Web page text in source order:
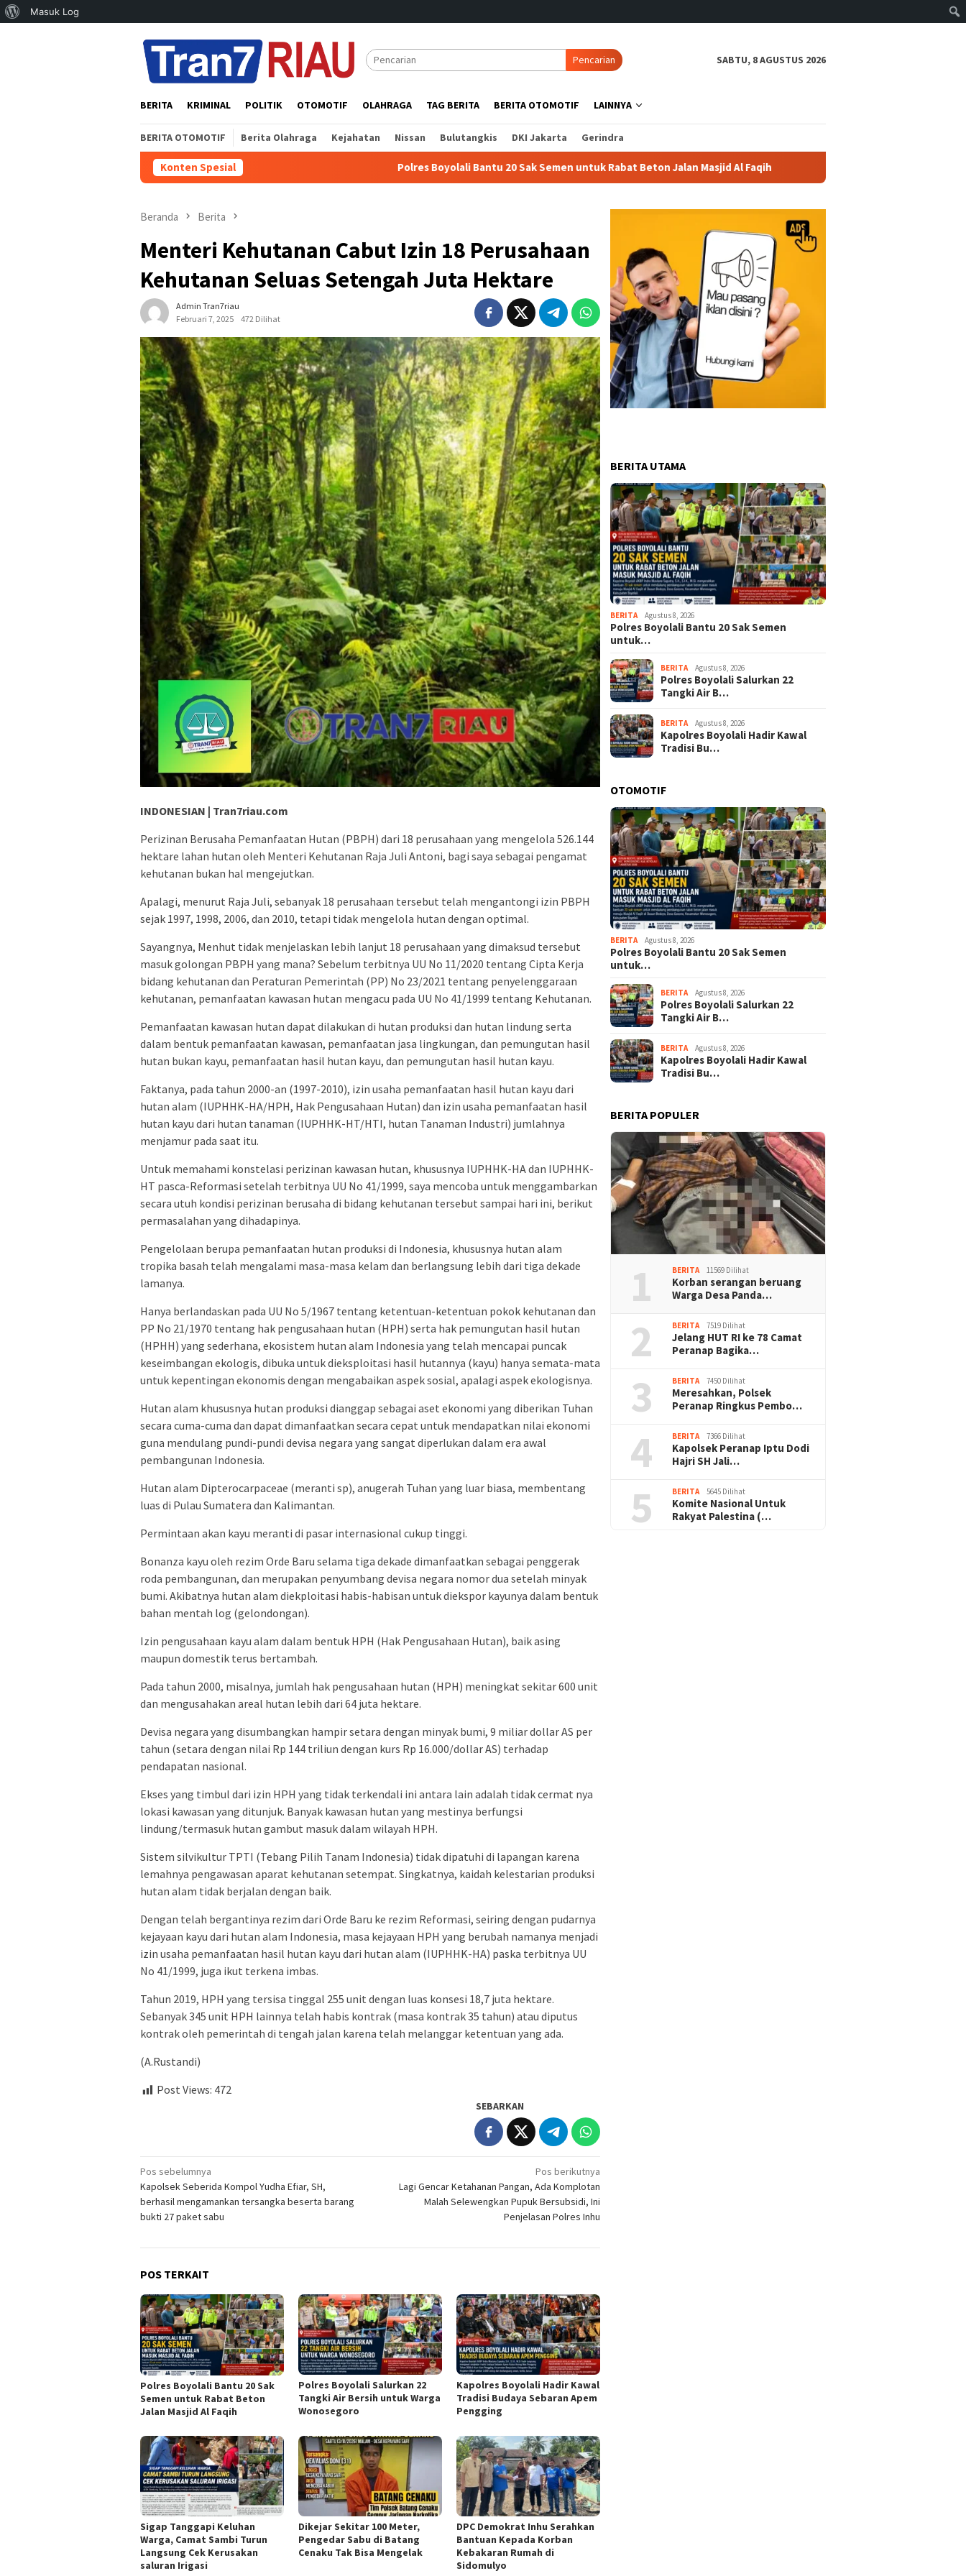
Tentang
Masuk Log
Pencarian SABTU, 8 AGUSTUS 2026
BERITA KRIMINAL POLITIK OTOMOTIF OLAHRAGA TAG BERITA BERITA OTOMOTIF LAINNYA
BERITA OTOMOTIF Berita Olahraga Kejahatan Nissan Bulutangkis DKI Jakarta Gerindra
Konten Spesial Polres Boyolali Bantu 20 Sak Semen untuk Rabat Beton Jalan Masjid Al Faqih Polres Boyolali Salurkan 22 Tangki Air Bersih
Beranda Berita
Menteri Kehutanan Cabut Izin 18 Perusahaan
Kehutanan Seluas Setengah Juta Hektare
Admin Tran7riau
Februari 7, 2025
472 Dilihat
INDONESIAN | Tran7riau.com
Perizinan Berusaha Pemanfaatan Hutan (PBPH) dari 18 perusahaan yang mengelola 526.144
hektare lahan hutan oleh Menteri Kehutanan Raja Juli Antoni, bagi saya sebagai pengamat
kehutanan bukan hal mengejutkan.
Apalagi, menurut Raja Juli, sebanyak 18 perusahaan tersebut telah mengantongi izin PBPH
sejak 1997, 1998, 2006, dan 2010, tetapi tidak mengelola hutan dengan optimal.
Sayangnya, Menhut tidak menjelaskan lebih lanjut 18 perusahaan yang dimaksud tersebut
masuk golongan PBPH yang mana? Sebelum terbitnya UU No 11/2020 tentang Cipta Kerja
bidang kehutanan dan Peraturan Pemerintah (PP) No 23/2021 tentang penyelenggaraan
kehutanan, pemanfaatan kawasan hutan mengacu pada UU No 41/1999 tentang Kehutanan.
Pemanfaatan kawasan hutan dapat dilakukan di hutan produksi dan hutan lindung serta
dalam bentuk pemanfaatan kawasan, pemanfaatan jasa lingkungan, dan pemungutan hasil
hutan bukan kayu, pemanfaatan hasil hutan kayu, dan pemungutan hasil hutan kayu.
Faktanya, pada tahun 2000-an (1997-2010), izin usaha pemanfaatan hasil hutan kayu dari
hutan alam (IUPHHK-HA/HPH, Hak Pengusahaan Hutan) dan izin usaha pemanfaatan hasil
hutan kayu dari hutan tanaman (IUPHHK-HT/HTI, hutan Tanaman Industri) jumlahnya
menjamur pada saat itu.
Untuk memahami konstelasi perizinan kawasan hutan, khususnya IUPHHK-HA dan IUPHHK-
HT pasca-Reformasi setelah terbitnya UU No 41/1999, saya mencoba untuk menggambarkan
secara utuh kondisi perizinan berusaha di bidang kehutanan tersebut sampai hari ini, berikut
permasalahan yang dihadapinya.
Pengelolaan berupa pemanfaatan hutan produksi di Indonesia, khususnya hutan alam
tropika basah telah mengalami masa-masa kelam dan berlangsung lebih dari tiga dekade
lamanya.
Hanya berlandaskan pada UU No 5/1967 tentang ketentuan-ketentuan pokok kehutanan dan
PP No 21/1970 tentang hak pengusahaan hutan (HPH) serta hak pemungutan hasil hutan
(HPHH) yang sederhana, ekosistem hutan alam Indonesia yang telah mencapai puncak
keseimbangan ekologis, dibuka untuk dieksploitasi hasil hutannya (kayu) hanya semata-mata
untuk kepentingan ekonomis dengan mengabaikan aspek sosial, apalagi aspek ekologisnya.
Hutan alam khususnya hutan produksi dianggap sebagai aset ekonomi yang diberikan Tuhan
secara cuma-cuma dan dapat dimanfaatkan secara cepat untuk mendapatkan nilai ekonomi
guna mendulang pundi-pundi devisa negara yang sangat diperlukan dalam era awal
pembangunan Indonesia.
Hutan alam Dipterocarpaceae (meranti sp), anugerah Tuhan yang luar biasa, membentang
luas di Pulau Sumatera dan Kalimantan.
Permintaan akan kayu meranti di pasar internasional cukup tinggi.
Bonanza kayu oleh rezim Orde Baru selama tiga dekade dimanfaatkan sebagai penggerak
roda pembangunan, dan merupakan penyumbang devisa negara nomor dua setelah minyak
bumi. Akibatnya hutan alam diekploitasi habis-habisan untuk diekspor kayunya dalam bentuk
bahan mentah log (gelondongan).
Izin pengusahaan kayu alam dalam bentuk HPH (Hak Pengusahaan Hutan), baik asing
maupun domestik terus bertambah.
Pada tahun 2000, misalnya, jumlah hak pengusahaan hutan (HPH) meningkat sekitar 600 unit
dan mengusahakan areal hutan lebih dari 64 juta hektare.
Devisa negara yang disumbangkan hampir setara dengan minyak bumi, 9 miliar dollar AS per
tahun (setara dengan nilai Rp 144 triliun dengan kurs Rp 16.000/dollar AS) terhadap
pendapatan nasional.
Ekses yang timbul dari izin HPH yang tidak terkendali ini antara lain adalah tidak cermat nya
lokasi kawasan yang ditunjuk. Banyak kawasan hutan yang mestinya berfungsi
lindung/termasuk hutan gambut masuk dalam wilayah HPH.
Sistem silvikultur TPTI (Tebang Pilih Tanam Indonesia) tidak dipatuhi di lapangan karena
lemahnya pengawasan aparat kehutanan setempat. Singkatnya, kaidah kelestarian produksi
hutan alam tidak berjalan dengan baik.
Dengan telah bergantinya rezim dari Orde Baru ke rezim Reformasi, seiring dengan pudarnya
kejayaan kayu dari hutan alam Indonesia, masa kejayaan HPH yang berubah namanya menjadi
izin usaha pemanfaatan hasil hutan kayu dari hutan alam (IUPHHK-HA) paska terbitnya UU
No 41/1999, juga ikut terkena imbas.
Tahun 2019, HPH yang tersisa tinggal 255 unit dengan luas konsesi 18,7 juta hektare.
Sebanyak 345 unit HPH lainnya telah habis kontrak (masa kontrak 35 tahun) atau diputus
kontrak oleh pemerintah di tengah jalan karena telah melanggar ketentuan yang ada.
(A.Rustandi)
Post Views: 472
SEBARKAN
Navigasi
pos
Pos sebelumnya
Kapolsek Seberida Kompol Yudha Efiar, SH,
berhasil mengamankan tersangka beserta barang
bukti 27 paket sabu
Pos berikutnya
Lagi Gencar Ketahanan Pangan, Ada Komplotan
Malah Selewengkan Pupuk Bersubsidi, Ini
Penjelasan Polres Inhu
POS TERKAIT
Polres Boyolali Bantu 20 Sak
Semen untuk Rabat Beton
Jalan Masjid Al Faqih
Polres Boyolali Salurkan 22
Tangki Air Bersih untuk Warga
Wonosegoro
Kapolres Boyolali Hadir Kawal
Tradisi Budaya Sebaran Apem
Pengging
Sigap Tanggapi Keluhan
Warga, Camat Sambi Turun
Langsung Cek Kerusakan
saluran Irigasi
Dikejar Sekitar 100 Meter,
Pengedar Sabu di Batang
Cenaku Tak Bisa Mengelak
DPC Demokrat Inhu Serahkan
Bantuan Kepada Korban
Kebakaran Rumah di
Sidomulyo
BERITA UTAMA
BERITA Agustus 8, 2026
Polres Boyolali Bantu 20 Sak Semen
untuk…
BERITA Agustus 8, 2026
Polres Boyolali Salurkan 22
Tangki Air B…
BERITA Agustus 8, 2026
Kapolres Boyolali Hadir Kawal
Tradisi Bu…
OTOMOTIF
BERITA Agustus 8, 2026
Polres Boyolali Bantu 20 Sak Semen
untuk…
BERITA Agustus 8, 2026
Polres Boyolali Salurkan 22
Tangki Air B…
BERITA Agustus 8, 2026
Kapolres Boyolali Hadir Kawal
Tradisi Bu…
BERITA POPULER
1 BERITA 11569 Dilihat
Korban serangan beruang
Warga Desa Panda…
2 BERITA 7519 Dilihat
Jelang HUT RI ke 78 Camat
Peranap Bagika…
3 BERITA 7450 Dilihat
Meresahkan, Polsek
Peranap Ringkus Pembo…
4 BERITA 7366 Dilihat
Kapolsek Peranap Iptu Dodi
Hajri SH Jali…
5 BERITA 5645 Dilihat
Komite Nasional Untuk
Rakyat Palestina (…